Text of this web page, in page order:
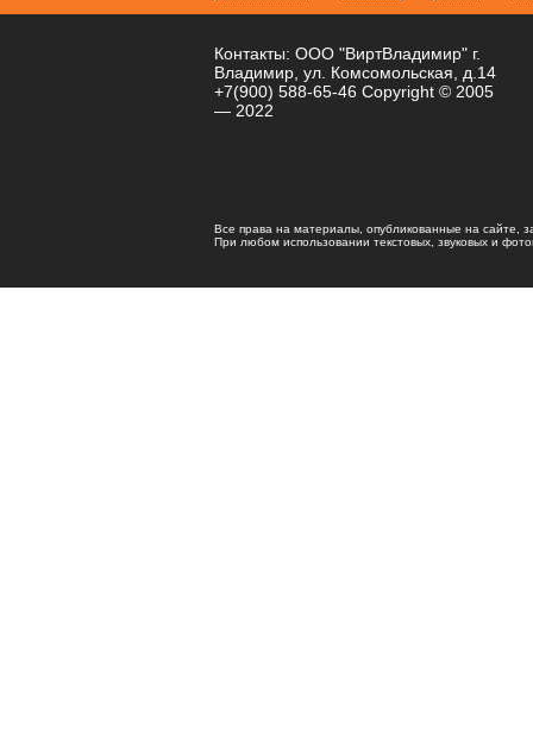
Контакты: ООО "ВиртВладимир" г.
Владимир, ул. Комсомольская, д.14
+7(900) 588-65-46 Copyright © 2005
— 2022
Все права на материалы, опубликованные на сайте,
При любом использовании текстовых, звуковых и